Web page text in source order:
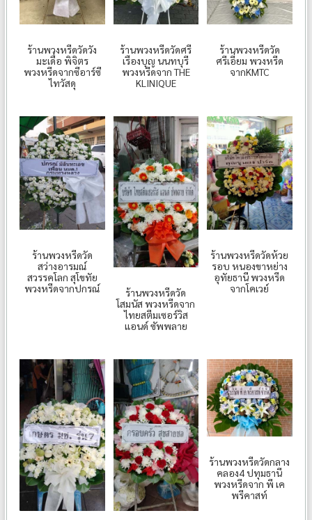
ร้านพวงหรีดวัดวัง
มะเดื่อ พิจิตร
พวงหรีดจากซีอาร์ซี
ไทวัสดุ
ร้านพวงหรีดวัดศรี
เรืองบุญ นนทบุรี
พวงหรีดจาก THE
KLINIQUE
ร้านพวงหรีดวัด
ศรีเอี่ยม พวงหรีด
จากKMTC
ร้านพวงหรีดวัด
สว่างอารมณ์
สวรรคโลก สุโขทัย
พวงหรีดจากปกรณ์
ร้านพวงหรีดวัด
โสมนัส พวงหรีดจาก
ไทยสตีมเซอร์วิส
แอนด์ ซัพพลาย
ร้านพวงหรีดวัดห้วย
รอบ หนองขาหย่าง
อุทัยธานี พวงหรีด
จากโคเวย์
ร้านพวงหรีดวัดกลาง
คลอง4 ปทุมธานี
พวงหรีดจาก พี เค
พรีคาสท์